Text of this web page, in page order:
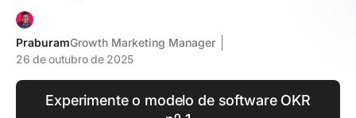
PraburamGrowth Marketing Manager
26 de outubro de 2025
Experimente o modelo de software OKR